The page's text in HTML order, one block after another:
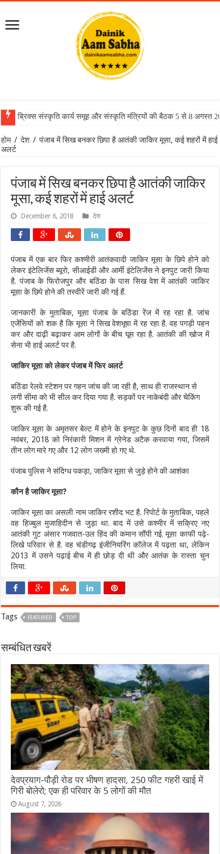
ब्रिक्स संस्कृति कार्य समूह और संस्कृति मंत्रियों की बैठक 5 से 8 अगस्त
होम / देश / पंजाब में सिख बनकर छिपा है आतंकी जाकिर मूसा, कई शहरों में हाई
अलर्ट
पंजाब में सिख बनकर छिपा है आतंकी जाकिर
मूसा, कई शहरों में हाई अलर्ट
December 6, 2018 देश
पंजाब में एक बार फिर कश्मीरी आतंकवादी जाकिर मूसा के छिपे होने को
लेकर इंटेलिजेंस ब्‍यूराे, सीआईडी और आर्मी इंटेलिजेंस ने इनपुट जारी किया
है. पंजाब के फिरोजपुर और बठिंडा के पास सिख वेश में आतंकी जाकिर
मूसा के छिपे होने की तस्वीरें जारी की गई हैं.
जानकारी के मुताबिक, मूसा पंजाब के बठिंडा रेंज में रह रहा है. जांच
एजेंसियों को शक है कि मूसा ने सिख वेशभूषा में रह रहा है. वह पगड़ी पहन
कर और दाढ़ी बढ़ाकर आम लोगों के बीच घूम रहा है. आतंकी की खोज में
सेना भी हाई अलर्ट पर है.
जाकिर मूसा को लेकर पंजाब में फिर अलर्ट
बठिंडा रेलवे स्‍टेशन पर गहन जांच की जा रही है, साथ ही राजस्‍थान से
लगी सीमा को भी सील कर दिया गया है. सड़कों पर नाकेबंदी और चेकिंग
शुरू की गई है.
जाकिर मूसा के अमृतसर बेल्ट में होने के इनपुट के कुछ दिनों बाद ही 18
नवंबर, 2018 को निरंकारी मिशन में ग्रेनेड अटैक करवाया गया, जिसमें
तीन लोग मारे गए और 12 लोग जख्मी हो गए थे.
पंजाब पुलिस ने संदिग्‍ध पकड़ा, जाकिर मूसा से जुड़े होने की आशंका
कौन है जाकिर मूसा?
जाकिर मूसा का असली नाम जाकिर रशीद भट है. रिपोर्ट के मुताबिक, पहले
वह हिज्बुल मुजाहिदीन से जुड़ा था. बाद में उसे कश्मीर में सक्रिए नए
आतंकी गुट अंसार गजवात-उल हिंद की कमान सौंपी गई. मूसा काफी पढ़े-
लिखे परिवार से है. वह चंडीगढ़ इंजीनियरिंग कॉलेज में पढ़ता था, लेकिन
2013 में उसने पढ़ाई बीच में ही छोड़ दी थी और आतंक के रास्ता चुन
लिया.
Tags FEATURED TOP
सम्बंधित खबरें
देवप्रयाग-पौड़ी रोड पर भीषण हादसा, 250 फीट गहरी खाई में
गिरी बोलेरो; एक ही परिवार के 5 लोगों की मौत
August 7, 2026